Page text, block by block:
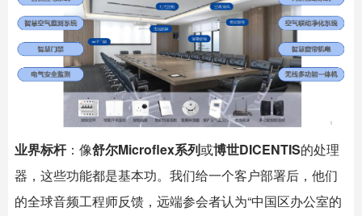
业界标杆：像舒尔Microflex系列或博世DICENTIS的处理
器，这些功能都是基本功。我们给一个客户部署后，他们
的全球音频工程师反馈，远端参会者认为“中国区办公室的